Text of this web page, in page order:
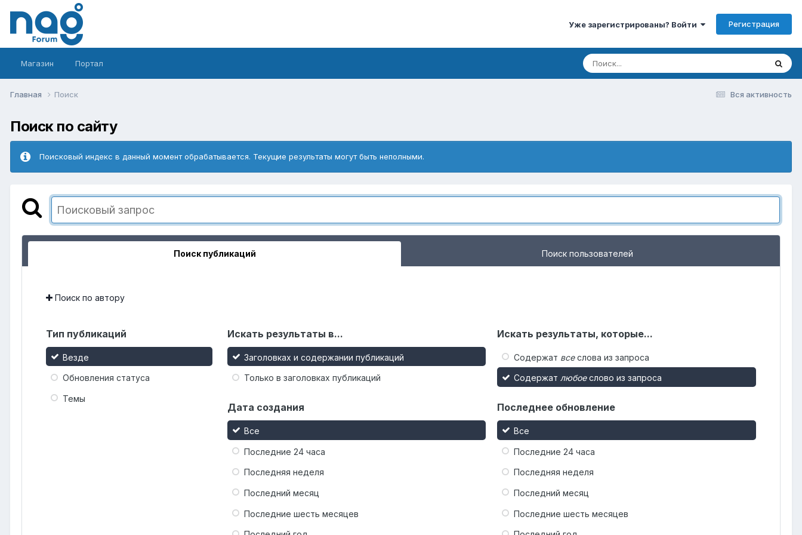
Уже зарегистрированы? Войти Регистрация
Магазин Портал
Вся активность
Главная Поиск
Поиск по сайту
Поисковый индекс в данный момент обрабатывается. Текущие результаты могут быть неполными.
Поиск публикаций Поиск пользователей
Поиск по автору
Тип публикаций
Везде
Обновления статуса
Темы
Искать результаты в...
Заголовках и содержании публикаций
Только в заголовках публикаций
Искать результаты, которые...
Содержат всеслова из запроса
Содержат любоеслово из запроса
Дата создания
Все
Последние 24 часа
Последняя неделя
Последний месяц
Последние шесть месяцев
Последнее обновление
Все
Последние 24 часа
Последняя неделя
Последний месяц
Последние шесть месяцев